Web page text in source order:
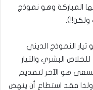
المباركة وهو نموذج
تيار النموذج الديني
البشري والتيار
هو الآخر لتقديم
ولذا فقد استطاع أن ينهض